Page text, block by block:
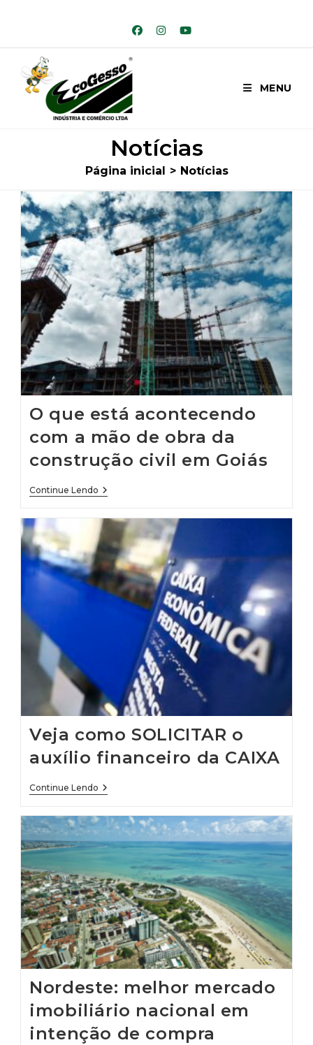
conteúdo
MENU
Notícias
Página inicial > Notícias
O que está acontecendo
com a mão de obra da
construção civil em Goiás
Continue Lendo O
Acontecendo
Com
A
Mão
De
Obra
Da
Construção
Veja como SOLICITAR o
auxílio financeiro da CAIXA
Continue Lendo Veja
Como
O
Auxílio
Financeiro
Da
CAIXA
Nordeste: melhor mercado
imobiliário nacional em
intenção de compra